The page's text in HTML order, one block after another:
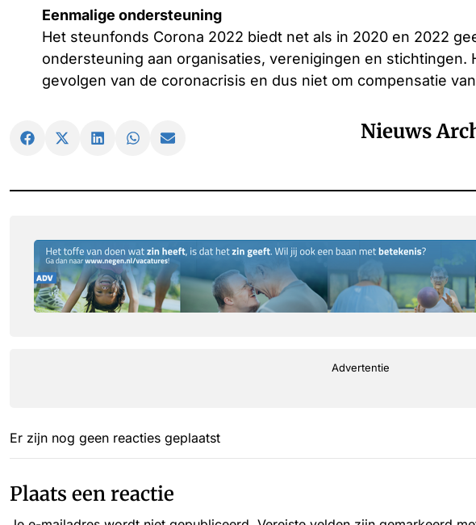
Eenmalige ondersteuning
Het steunfonds Corona 2022 biedt net als in 2020 en 2022
ondersteuning aan organisaties, verenigingen en stichtingen.
gevolgen van de coronacrisis en dus niet om compensatie
Nieuws
Advertentie
Er zijn nog geen reacties geplaatst
Plaats een reactie